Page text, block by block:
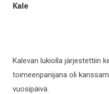
Kale
Kalevan lukiolla järjestettiin
toimeenpanijana oli
vuosipäivä.